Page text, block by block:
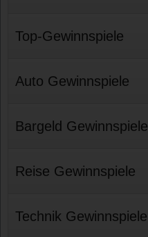
Top-Gewinnspiele
Auto Gewinnspiele
Bargeld Gewinnspiele
Reise Gewinnspiele
Technik Gewinnspiele